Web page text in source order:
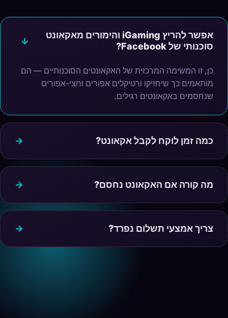
אפשר להריץ iGaming והימורים מאקאונט
סוכנותי של Facebook?
כן, זו המשימה המרכזית של האקאונטים הסוכנותיים — הם
מותאמים כך שיחזיקו ורטיקלים אפורים וחצי-אפורים
שנחסמים באקאונטים רגילים.
כמה זמן לוקח לקבל אקאונט?
מה קורה אם האקאונט נחסם?
צריך אמצעי תשלום נפרד?